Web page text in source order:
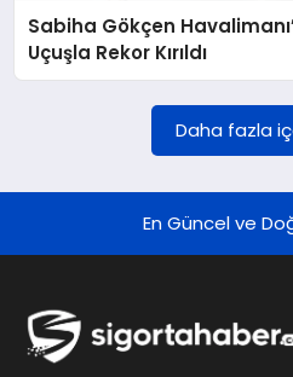
BILIM VE TEKNOLOJI
Sabiha Gökçen
Uçuşla Rekor Kırıldı
Daha fazla
En Güncel ve